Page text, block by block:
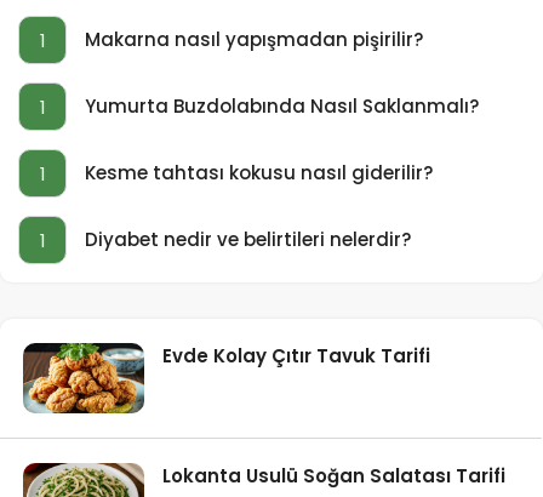
1 Makarna nasıl yapışmadan pişirilir?
1 Yumurta Buzdolabında Nasıl Saklanmalı?
1 Kesme tahtası kokusu nasıl giderilir?
1 Diyabet nedir ve belirtileri nelerdir?
Evde Kolay Çıtır Tavuk Tarifi
Lokanta Usulü Soğan Salatası Tarifi